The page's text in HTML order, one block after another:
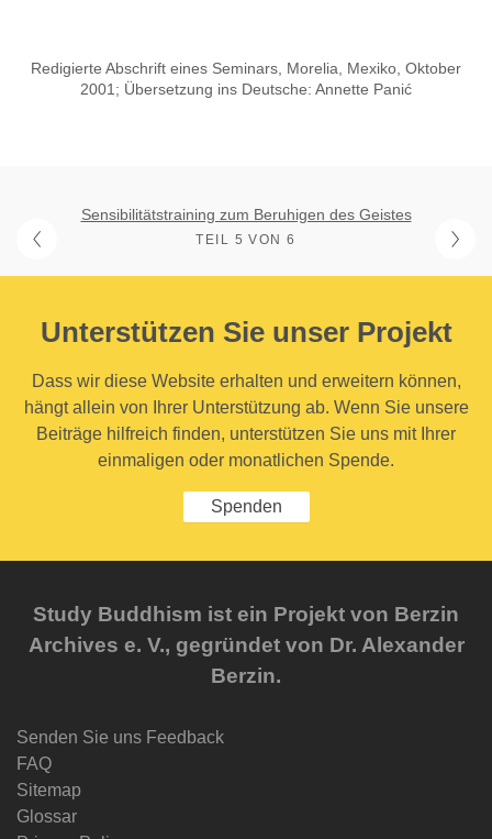
Redigierte Abschrift eines Seminars, Morelia, Mexiko, Oktober
2001; Übersetzung ins Deutsche: Annette Panić
Sensibilitätstraining zum Beruhigen des Geistes
TEIL 5 VON 6
Unterstützen Sie unser Projekt
Dass wir diese Website erhalten und erweitern können,
hängt allein von Ihrer Unterstützung ab. Wenn Sie unsere
Beiträge hilfreich finden, unterstützen Sie uns mit Ihrer
einmaligen oder monatlichen Spende.
Spenden
Study Buddhism ist ein Projekt von Berzin
Archives e. V., gegründet von Dr. Alexander
Berzin.
Senden Sie uns Feedback
FAQ
Sitemap
Glossar